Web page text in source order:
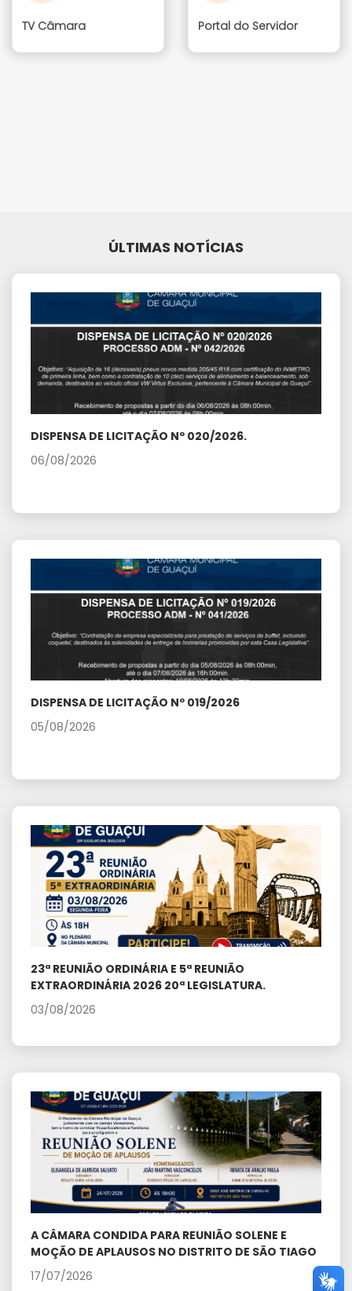
TV Câmara Portal do Servidor
ÚLTIMAS NOTÍCIAS
DISPENSA DE LICITAÇÃO Nº 020/2026.
06/08/2026
DISPENSA DE LICITAÇÃO Nº 019/2026
05/08/2026
23ª REUNIÃO ORDINÁRIA E 5ª REUNIÃO
EXTRAORDINÁRIA 2026 20ª LEGISLATURA.
03/08/2026
A CÂMARA CONDIDA PARA REUNIÃO SOLENE E
MOÇÃO DE APLAUSOS NO DISTRITO DE SÃO TIAGO
17/07/2026